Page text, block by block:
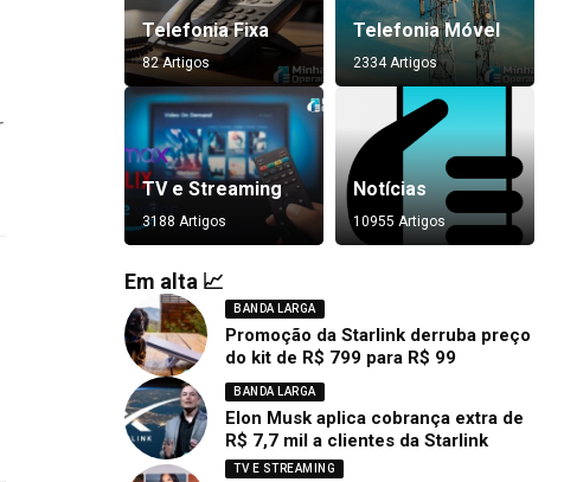
Telefonia Fixa
82 Artigos
Telefonia Móvel
2334 Artigos
TV e Streaming
3188 Artigos
Notícias
10955 Artigos
Em alta 📈
BANDA LARGA
Promoção da Starlink derruba preço
do kit de R$ 799 para R$ 99
BANDA LARGA
Elon Musk aplica cobrança extra de
R$ 7,7 mil a clientes da Starlink
TV E STREAMING